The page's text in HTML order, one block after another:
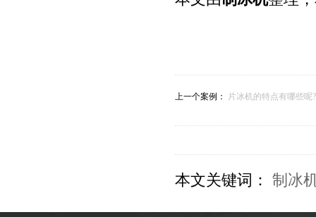
上一个案例： 片冰机的特点有哪些呢?
本文关键词： 制冰